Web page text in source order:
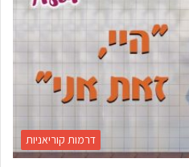
דרמות קוריאניות